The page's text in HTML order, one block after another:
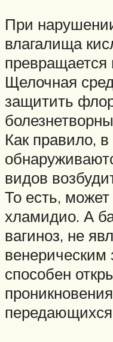
При
влагалища
Щелочная
защитить
Как правило,
видов
То есть,
хламидио. А
вагиноз, не
венерическим
способен